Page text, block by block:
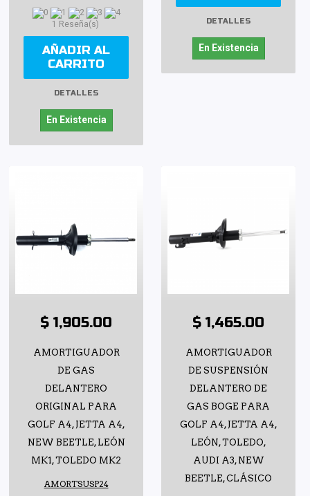
1 Reseña(s)
AÑADIR AL
CARRITO
DETALLES
En Existencia
DETALLES
En Existencia
$ 1,905.00
AMORTIGUADOR
DE GAS
DELANTERO
ORIGINAL PARA
GOLF A4, JETTA A4,
NEW BEETLE, LEÓN
MK1, TOLEDO MK2
AMORTSUSP24
$ 1,465.00
AMORTIGUADOR
DE SUSPENSIÓN
DELANTERO DE
GAS BOGE PARA
GOLF A4, JETTA A4,
LEÓN, TOLEDO,
AUDI A3, NEW
BEETLE, CLÁSICO